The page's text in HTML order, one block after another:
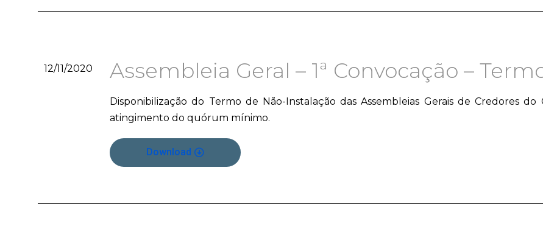
12/11/2020 Assembleia Geral – 1ª Convocação –
Disponibilização do Termo de Não-Instalação das Assembleias Gerais de Credores
atingimento do quórum mínimo.
Download